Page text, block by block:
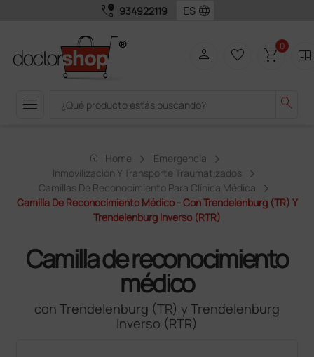
call_quality 934922119 language
menu search
person favorite_border shopping_cart0 two_pager
home Home
Emergencia
Inmovilización Y Transporte Traumatizados
Camillas De Reconocimiento Para Clínica Médica
Camilla De Reconocimiento Médico - Con Trendelenburg (TR) Y
Trendelenburg Inverso (RTR)
Camilla de reconocimiento
médico
con Trendelenburg (TR) y Trendelenburg
Inverso (RTR)